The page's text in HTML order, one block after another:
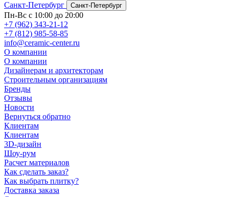
Санкт-Петербург
Санкт-Петербург
Пн-Вс с 10:00 до 20:00
+7 (962) 343-21-12
+7 (812) 985-58-85
info@ceramic-center.ru
О компании
О компании
Дизайнерам и архитекторам
Строительным организациям
Бренды
Отзывы
Новости
Вернуться обратно
Клиентам
Клиентам
3D-дизайн
Шоу-рум
Расчет материалов
Как сделать заказ?
Как выбрать плитку?
Доставка заказа